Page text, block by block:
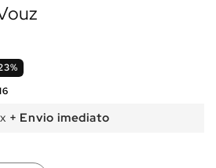
+ Envio imediato